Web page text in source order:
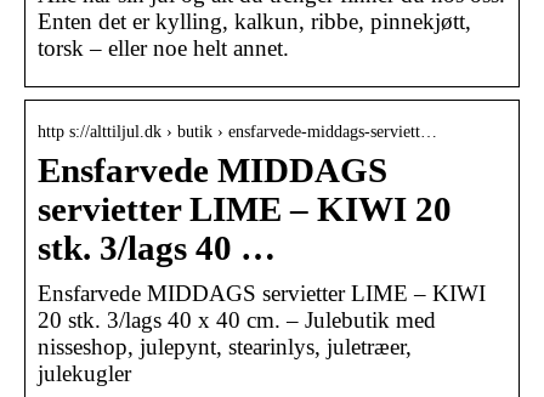
Enten det er kylling, kalkun, ribbe, pinnekjøtt,
torsk – eller noe helt annet.
http s://alttiljul.dk › butik › ensfarvede-middags-serviett…
Ensfarvede MIDDAGS
servietter LIME – KIWI 20
stk. 3/lags 40 …
Ensfarvede MIDDAGS servietter LIME – KIWI
20 stk. 3/lags 40 x 40 cm. – Julebutik med
nisseshop, julepynt, stearinlys, juletræer,
julekugler